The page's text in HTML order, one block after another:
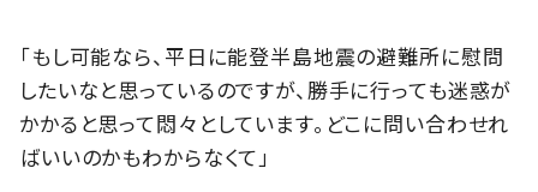
「もし可能なら、平日に能登半島地震の避難所に慰問
したいなと思っているのですが、勝手に行っても迷惑が
かかると思って悶々としています。どこに問い合わせれ
ばいいのかもわからなくて」